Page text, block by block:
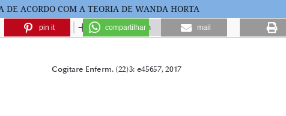
ACORDO COM A TEORIA DE WANDA HORTA
pin it compartilhar mail